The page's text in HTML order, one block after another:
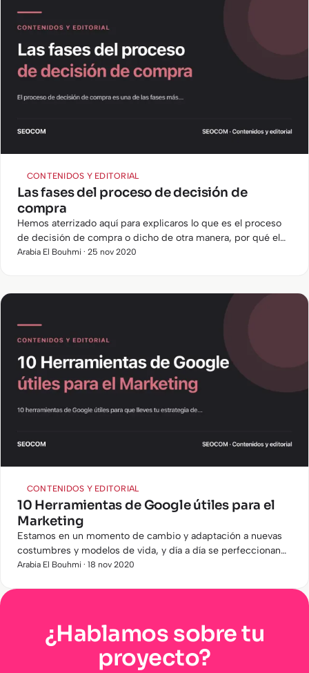
CONTENIDOS Y EDITORIAL
Las fases del proceso de decisión de
compra
Hemos aterrizado aquí para explicaros lo que es el proceso
de decisión de compra o dicho de otra manera, por qué el
cliente acaba confiando en ti.
Arabia El Bouhmi · 25 nov 2020
CONTENIDOS Y EDITORIAL
10 Herramientas de Google útiles para el
Marketing
Estamos en un momento de cambio y adaptación a nuevas
costumbres y modelos de vida, y día a día se perfeccionan
cada vez mas las herramientas del mundo digital. Google,
Arabia El Bouhmi · 18 nov 2020
¿Hablamos sobre tu
proyecto?